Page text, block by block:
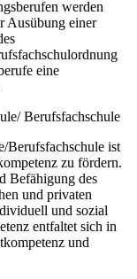
werden
Ausübung einer
eine
Berufsfachschule
Berufsfachschule ist
zu fördern.
Befähigung des
und privaten
und sozial
entfaltet sich in
und